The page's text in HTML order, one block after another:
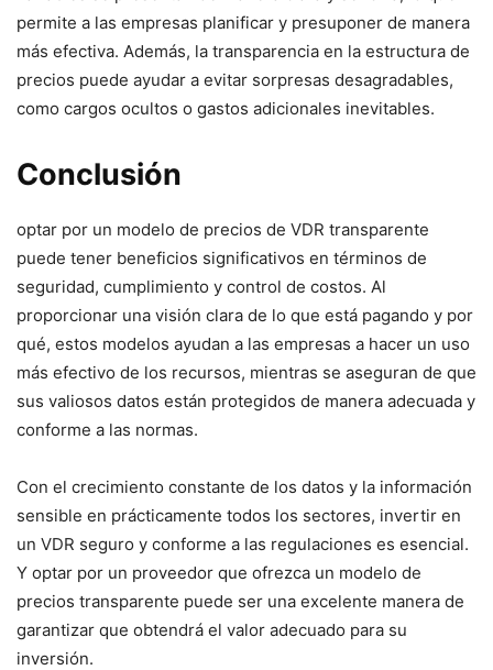
permite a las empresas planificar y presuponer de manera
más efectiva. ‌Además, la ⁤transparencia en la estructura de
precios puede ayudar a evitar sorpresas desagradables,
como cargos ocultos o gastos adicionales inevitables.
Conclusión
optar por un modelo de precios de VDR transparente
puede tener beneficios significativos en ⁢términos de‍
seguridad, cumplimiento y control de costos. Al
proporcionar una visión clara de lo que⁤ está pagando y por
qué, estos modelos ayudan a las empresas a hacer un uso⁤
más efectivo ⁣de los recursos, mientras se aseguran de que
sus valiosos datos están protegidos de manera adecuada y
conforme a las normas.
Con el crecimiento constante de los datos y la información
sensible en prácticamente todos los sectores, invertir en
un VDR seguro y ‍conforme a las regulaciones es esencial.
Y optar por un proveedor que ofrezca un modelo de
precios transparente puede ser​ una excelente manera de
garantizar que obtendrá el valor adecuado para su⁣
inversión.